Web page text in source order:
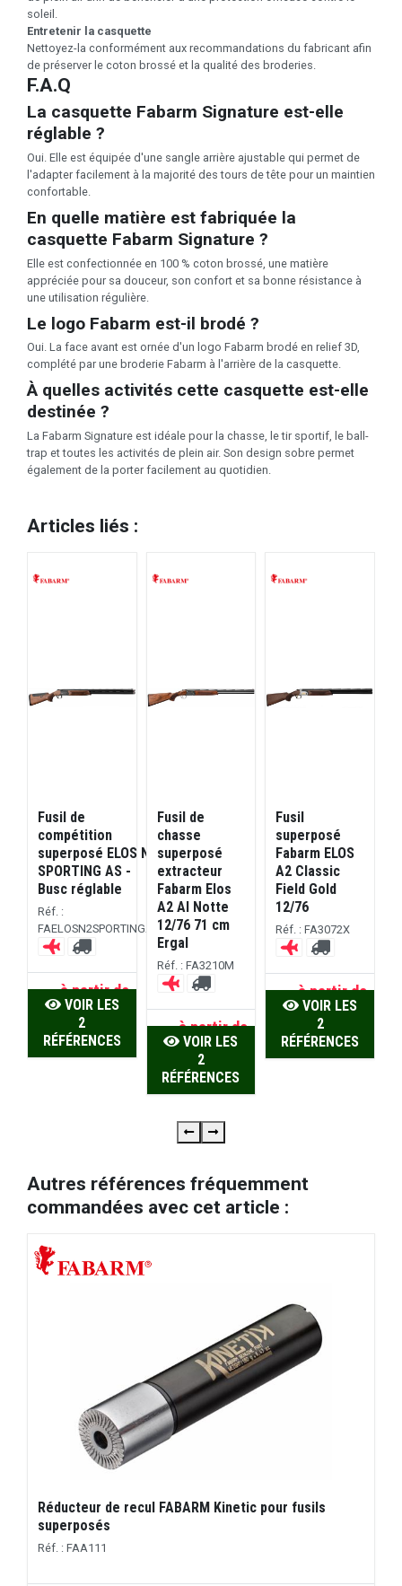
soleil.
Entretenir la casquette
Nettoyez-la conformément aux recommandations du fabricant afin
de préserver le coton brossé et la qualité des broderies.
F.A.Q
La casquette Fabarm Signature est-elle
réglable ?
Oui. Elle est équipée d'une sangle arrière ajustable qui permet de
l'adapter facilement à la majorité des tours de tête pour un maintien
confortable.
En quelle matière est fabriquée la
casquette Fabarm Signature ?
Elle est confectionnée en 100 % coton brossé, une matière
appréciée pour sa douceur, son confort et sa bonne résistance à
une utilisation régulière.
Le logo Fabarm est-il brodé ?
Oui. La face avant est ornée d'un logo Fabarm brodé en relief 3D,
complété par une broderie Fabarm à l'arrière de la casquette.
À quelles activités cette casquette est-elle
destinée ?
La Fabarm Signature est idéale pour la chasse, le tir sportif, le ball-
trap et toutes les activités de plein air. Son design sobre permet
également de la porter facilement au quotidien.
Articles liés :
Fusil de
compétition
superposé ELOS N2
SPORTING AS -
Busc réglable
Réf. :
FAELOSN2SPORTINGAS
à partir de
1.990,00 €
VOIR LES
2
RÉFÉRENCES
Fusil de
chasse
superposé
extracteur
Fabarm Elos
A2 Al Notte
12/76 71 cm
Ergal
Réf. : FA3210M
à partir de
1.450,00 €
VOIR LES
2
RÉFÉRENCES
Fusil
superposé
Fabarm ELOS
A2 Classic
Field Gold
12/76
Réf. : FA3072X
à partir de
1.630,00 €
VOIR LES
2
RÉFÉRENCES
Autres références fréquemment
commandées avec cet article :
Réducteur de recul FABARM Kinetic pour fusils
superposés
Réf. : FAA111